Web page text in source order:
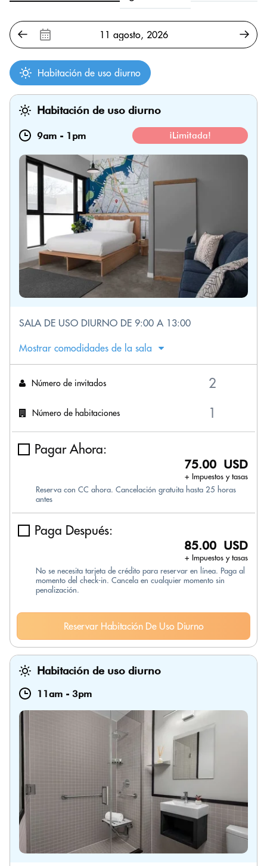
Habitación de uso diurno
Habitación de uso diurno
9am - 1pm ¡Limitada!
SALA DE USO DIURNO DE 9:00 A 13:00
Mostrar comodidades de la sala
Número de invitados
Número de habitaciones
Pagar Ahora:
75.00 USD
+ Impuestos y tasas
Reserva con CC ahora. Cancelación gratuita hasta 25 horas
antes
Paga Después:
85.00 USD
+ Impuestos y tasas
No se necesita tarjeta de crédito para reservar en línea. Paga al
momento del check-in. Cancela en cualquier momento sin
penalización.
Reservar Habitación De Uso Diurno
Habitación de uso diurno
11am - 3pm